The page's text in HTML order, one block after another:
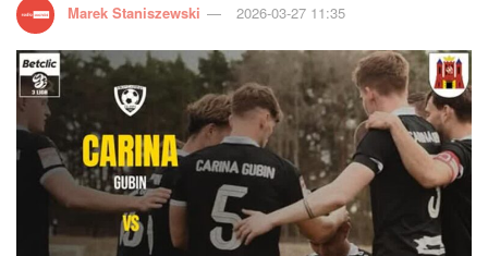
Marek Staniszewski 2026-03-27 11:35